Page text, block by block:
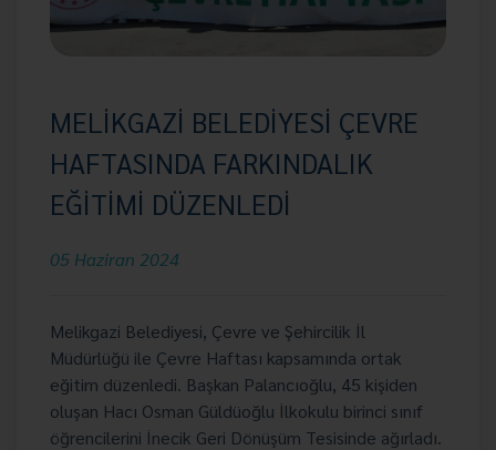
MELİKGAZİ BELEDİYESİ ÇEVRE
HAFTASINDA FARKINDALIK
EĞİTİMİ DÜZENLEDİ
05 Haziran 2024
Melikgazi Belediyesi, Çevre ve Şehircilik İl
Müdürlüğü ile Çevre Haftası kapsamında ortak
eğitim düzenledi. Başkan Palancıoğlu, 45 kişiden
oluşan Hacı Osman Güldüoğlu İlkokulu birinci sınıf
öğrencilerini İnecik Geri Dönüşüm Tesisinde ağırladı.